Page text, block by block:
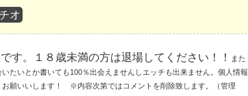
オ
です。１８歳未満の方は退場してください！！
また
たいとか書いても100％出会えませんしエッチも出来ません。個人情報
お願いいします！ ※内容次第ではコメントを削除致します。（管理